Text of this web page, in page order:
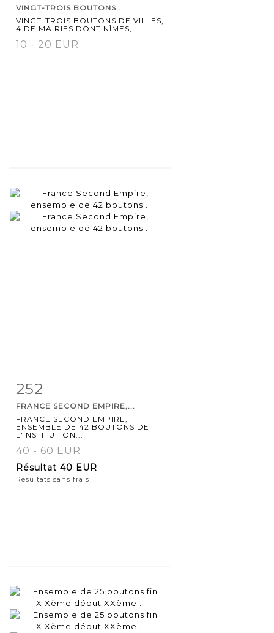
VINGT-TROIS BOUTONS...
VINGT-TROIS BOUTONS DE VILLES,
4 DE MAIRIES DONT NÎMES,...
10 - 20 EUR
Fiche
252
FRANCE SECOND EMPIRE,...
FRANCE SECOND EMPIRE,
ENSEMBLE DE 42 BOUTONS DE
L'INSTITUTION...
40 - 60 EUR
Résultat 40 EUR
Résultats sans frais